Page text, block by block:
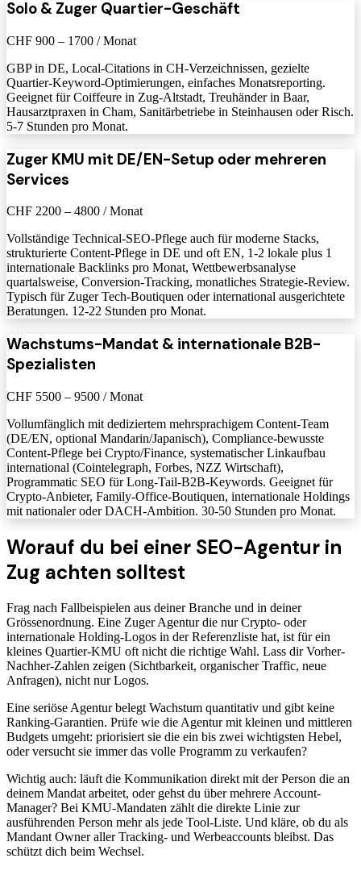
Solo & Zuger Quartier-Geschäft
CHF 900 – 1700 / Monat
GBP in DE, Local-Citations in CH-Verzeichnissen, gezielte
Quartier-Keyword-Optimierungen, einfaches Monatsreporting.
Geeignet für Coiffeure in Zug-Altstadt, Treuhänder in Baar,
Hausarztpraxen in Cham, Sanitärbetriebe in Steinhausen oder Risch.
5-7 Stunden pro Monat.
Zuger KMU mit DE/EN-Setup oder mehreren
Services
CHF 2200 – 4800 / Monat
Vollständige Technical-SEO-Pflege auch für moderne Stacks,
strukturierte Content-Pflege in DE und oft EN, 1-2 lokale plus 1
internationale Backlinks pro Monat, Wettbewerbsanalyse
quartalsweise, Conversion-Tracking, monatliches Strategie-Review.
Typisch für Zuger Tech-Boutiquen oder international ausgerichtete
Beratungen. 12-22 Stunden pro Monat.
Wachstums-Mandat & internationale B2B-
Spezialisten
CHF 5500 – 9500 / Monat
Vollumfänglich mit dediziertem mehrsprachigem Content-Team
(DE/EN, optional Mandarin/Japanisch), Compliance-bewusste
Content-Pflege bei Crypto/Finance, systematischer Linkaufbau
international (Cointelegraph, Forbes, NZZ Wirtschaft),
Programmatic SEO für Long-Tail-B2B-Keywords. Geeignet für
Crypto-Anbieter, Family-Office-Boutiquen, internationale Holdings
mit nationaler oder DACH-Ambition. 30-50 Stunden pro Monat.
Worauf du bei einer SEO-Agentur in
Zug achten solltest
Frag nach Fallbeispielen aus deiner Branche und in deiner
Grössenordnung. Eine Zuger Agentur die nur Crypto- oder
internationale Holding-Logos in der Referenzliste hat, ist für ein
kleines Quartier-KMU oft nicht die richtige Wahl. Lass dir Vorher-
Nachher-Zahlen zeigen (Sichtbarkeit, organischer Traffic, neue
Anfragen), nicht nur Logos.
Eine seriöse Agentur belegt Wachstum quantitativ und gibt keine
Ranking-Garantien. Prüfe wie die Agentur mit kleinen und mittleren
Budgets umgeht: priorisiert sie die ein bis zwei wichtigsten Hebel,
oder versucht sie immer das volle Programm zu verkaufen?
Wichtig auch: läuft die Kommunikation direkt mit der Person die an
deinem Mandat arbeitet, oder gehst du über mehrere Account-
Manager? Bei KMU-Mandaten zählt die direkte Linie zur
ausführenden Person mehr als jede Tool-Liste. Und kläre, ob du als
Mandant Owner aller Tracking- und Werbeaccounts bleibst. Das
schützt dich beim Wechsel.